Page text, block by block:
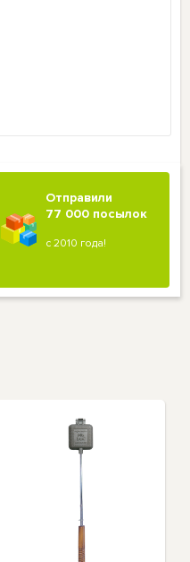
Отправили
77 000 посылок
с 2010 года!